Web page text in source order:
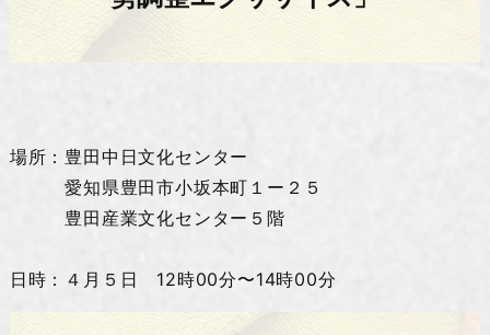
場所：豊田中日文化センター
愛知県豊田市小坂本町１ー２５
豊田産業文化センター５階
日時：４月５日 12時00分〜14時00分